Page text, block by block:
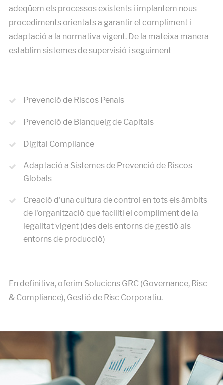
adeqüem els processos existents i implantem nous
procediments orientats a garantir el compliment i
adaptació a la normativa vigent. De la mateixa manera
establim sistemes de supervisió i seguiment
Prevenció de Riscos Penals
Prevenció de Blanqueig de Capitals
Digital Compliance
Adaptació a Sistemes de Prevenció de Riscos
Globals
Creació d'una cultura de control en tots els àmbits
de l'organització que faciliti el compliment de la
legalitat vigent (des dels entorns de gestió als
entorns de producció)
En definitiva, oferim Solucions GRC (Governance, Risc
& Compliance), Gestió de Risc Corporatiu.